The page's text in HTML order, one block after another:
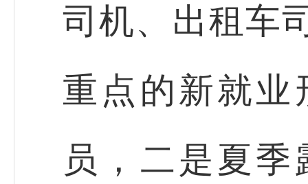
司机、出租车
重点的新就业
员，二是夏